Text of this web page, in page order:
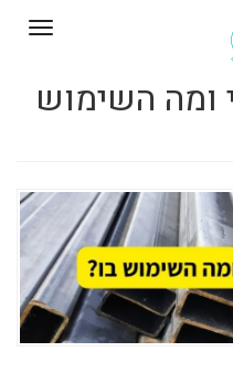
ומה השימוש